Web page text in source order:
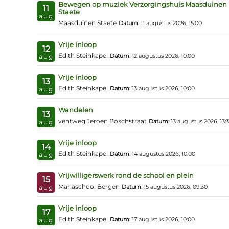
11
aug
Bewegen op muziek Verzorgingshuis Maasduinen
Staete
Maasduinen Staete Datum: 11 augustus 2026, 15:00
12
aug
Vrije inloop
Edith Steinkapel Datum: 12 augustus 2026, 10:00
13
aug
Vrije inloop
Edith Steinkapel Datum: 13 augustus 2026, 10:00
13
aug
Wandelen
ventweg Jeroen Boschstraat Datum: 13 augustus 2026,
14
aug
Vrije inloop
Edith Steinkapel Datum: 14 augustus 2026, 10:00
15
aug
Vrijwilligerswerk rond de school en plein
Mariaschool Bergen Datum: 15 augustus 2026, 09:30
17
aug
Vrije inloop
Edith Steinkapel Datum: 17 augustus 2026, 10:00